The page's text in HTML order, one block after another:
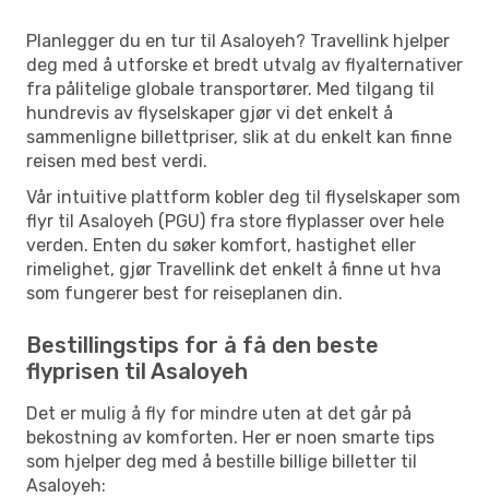
Planlegger du en tur til Asaloyeh? Travellink hjelper
deg med å utforske et bredt utvalg av flyalternativer
fra pålitelige globale transportører. Med tilgang til
hundrevis av flyselskaper gjør vi det enkelt å
sammenligne billettpriser, slik at du enkelt kan finne
reisen med best verdi.
Vår intuitive plattform kobler deg til flyselskaper som
flyr til Asaloyeh (PGU) fra store flyplasser over hele
verden. Enten du søker komfort, hastighet eller
rimelighet, gjør Travellink det enkelt å finne ut hva
som fungerer best for reiseplanen din.
Bestillingstips for å få den beste
flyprisen til Asaloyeh
Det er mulig å fly for mindre uten at det går på
bekostning av komforten. Her er noen smarte tips
som hjelper deg med å bestille billige billetter til
Asaloyeh: